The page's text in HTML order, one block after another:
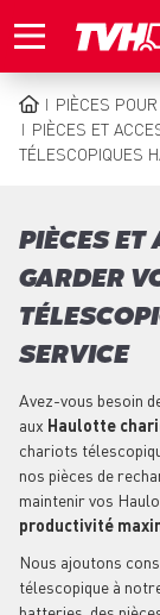
to
PIÈCES POUR
PIÈCES ET
TÉLESCOPIQUES
PIÈCES ET
GARDER
SERVICE
Avez-vous besoin
aux Haulotte
chariots
nos pièces de
maintenir vos
productivité
Nous ajoutons
télescopique à